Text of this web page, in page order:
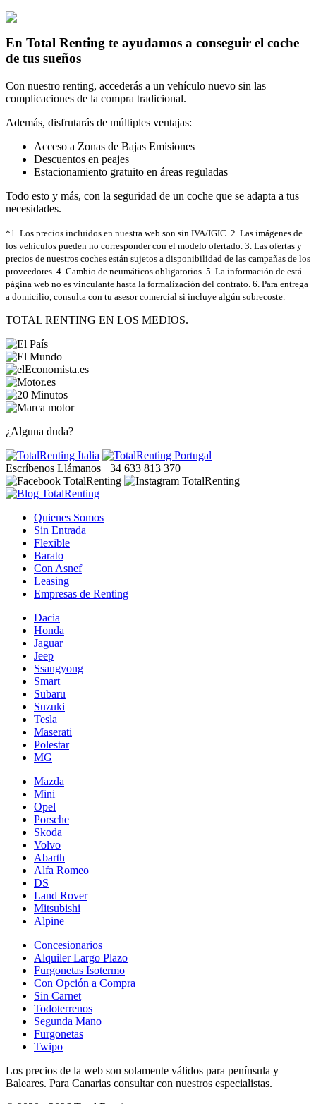
En Total Renting te ayudamos a conseguir el coche
de tus sueños
Con nuestro renting, accederás a un vehículo nuevo sin las
complicaciones de la compra tradicional.
Además, disfrutarás de múltiples ventajas:
Acceso a Zonas de Bajas Emisiones
Descuentos en peajes
Estacionamiento gratuito en áreas reguladas
Todo esto y más, con la seguridad de un coche que se adapta a tus
necesidades.
*1. Los precios incluidos en nuestra web son sin IVA/IGIC. 2. Las imágenes de
los vehículos pueden no corresponder con el modelo ofertado. 3. Las ofertas y
precios de nuestros coches están sujetos a disponibilidad de las campañas de los
proveedores. 4. Cambio de neumáticos obligatorios. 5. La información de está
página web no es vinculante hasta la formalización del contrato. 6. Para entrega
a domicilio, consulta con tu asesor comercial si incluye algún sobrecoste.
TOTAL RENTING EN LOS MEDIOS.
¿Alguna duda?
Escríbenos Llámanos +34 633 813 370
Quienes Somos
Sin Entrada
Flexible
Barato
Con Asnef
Leasing
Empresas de Renting
Dacia
Honda
Jaguar
Jeep
Ssangyong
Smart
Subaru
Suzuki
Tesla
Maserati
Polestar
MG
Mazda
Mini
Opel
Porsche
Skoda
Volvo
Abarth
Alfa Romeo
DS
Land Rover
Mitsubishi
Alpine
Concesionarios
Alquiler Largo Plazo
Furgonetas Isotermo
Con Opción a Compra
Sin Carnet
Todoterrenos
Segunda Mano
Furgonetas
Twipo
Los precios de la web son solamente válidos para península y
Baleares. Para Canarias consultar con nuestros especialistas.